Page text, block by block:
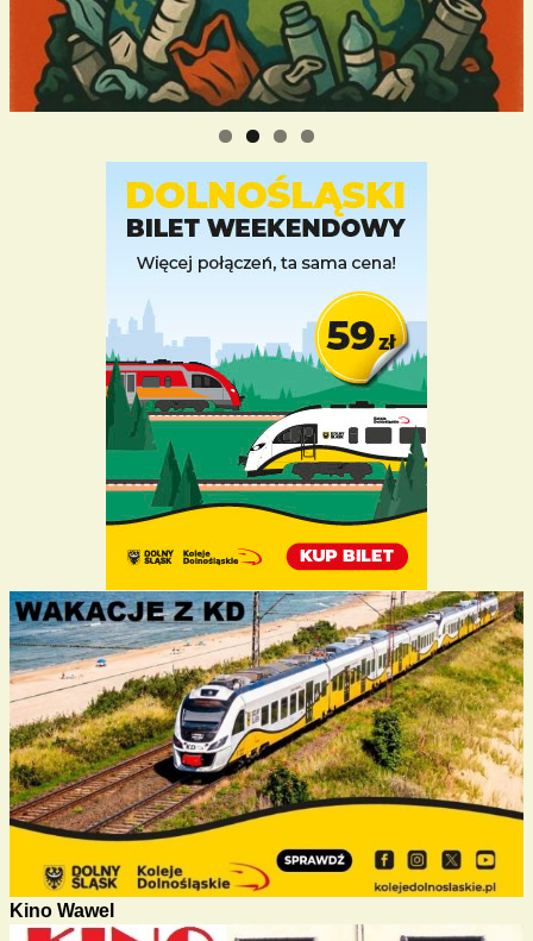
Kino Wawel